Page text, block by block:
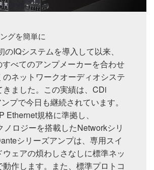
グを簡単に
のIQシステムを導入して以来、
べてのアンプメーカーを合わせ
のネットワークオーディオシステ
きました。この実績は、CDi
プで今日も継続されています。
Ethernet規格に準拠し、
ロジーを搭載したNetworkシリ
シリーズアンプは、専用スイ
ウェアの煩わしさなしに標準ネッ
動作します。また、標準プロトコ